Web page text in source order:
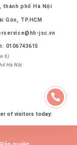
thành phố Hà Nội
Gòn, TP.HCM
jsc.vn
0106743615
6)
Hà Nội.
of visitors today: